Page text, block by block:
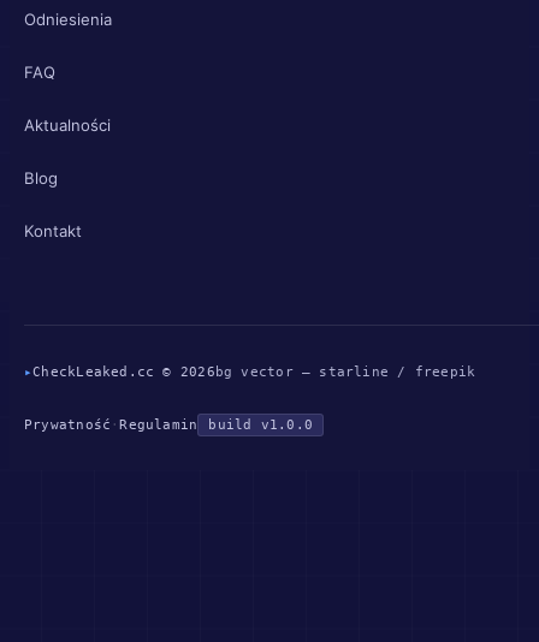
Odniesienia
FAQ
Aktualności
Blog
Kontakt
▸CheckLeaked.cc © 2026 bg vector — starline / freepik
Prywatność ·Regulamin build v1.0.0